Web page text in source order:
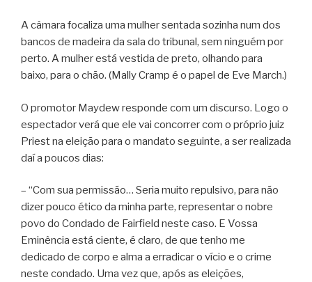
A câmara focaliza uma mulher sentada sozinha num dos
bancos de madeira da sala do tribunal, sem ninguém por
perto. A mulher está vestida de preto, olhando para
baixo, para o chão. (Mally Cramp é o papel de Eve March.)
O promotor Maydew responde com um discurso. Logo o
espectador verá que ele vai concorrer com o próprio juiz
Priest na eleição para o mandato seguinte, a ser realizada
daí a poucos dias:
– “Com sua permissão… Seria muito repulsivo, para não
dizer pouco ético da minha parte, representar o nobre
povo do Condado de Fairfield neste caso. E Vossa
Eminência está ciente, é claro, de que tenho me
dedicado de corpo e alma a erradicar o vício e o crime
neste condado. Uma vez que, após as eleições,